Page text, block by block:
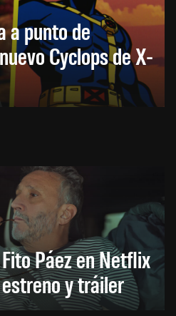
a punto de
Cyclops de X-
Páez en Netflix
y tráiler